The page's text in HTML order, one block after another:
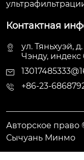
Контактная
ул. Тяньхуэй,
Чэнду, индекс
+86-23-
Авторское
Сычуань Минмо